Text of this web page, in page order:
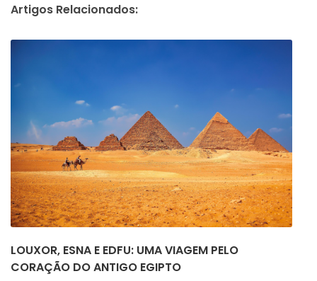
Artigos Relacionados:
LOUXOR, ESNA E EDFU: UMA VIAGEM PELO
CORAÇÃO DO ANTIGO EGIPTO